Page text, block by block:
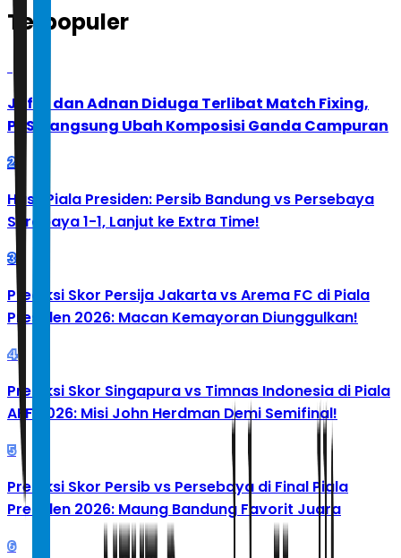
Terpopuler
Jafar dan Adnan Diduga Terlibat Match Fixing,
PBSI Langsung Ubah Komposisi Ganda Campuran
2
Hasil Piala Presiden: Persib Bandung vs Persebaya
Surabaya 1-1, Lanjut ke Extra Time!
3
Prediksi Skor Persija Jakarta vs Arema FC di Piala
Presiden 2026: Macan Kemayoran Diunggulkan!
4
Prediksi Skor Singapura vs Timnas Indonesia di Piala
AFF 2026: Misi John Herdman Demi Semifinal!
5
Prediksi Skor Persib vs Persebaya di Final Piala
Presiden 2026: Maung Bandung Favorit Juara
6